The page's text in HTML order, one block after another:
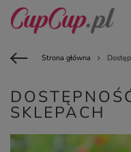
Strona główna
SKLEPACH